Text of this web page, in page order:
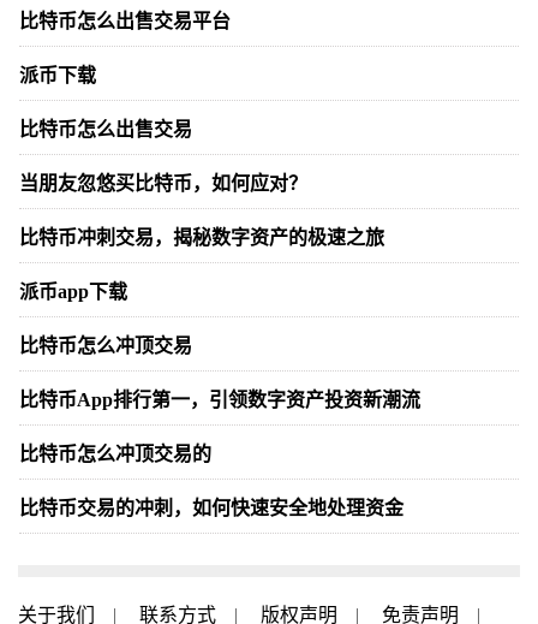
比特币怎么出售交易平台
派币下载
比特币怎么出售交易
当朋友忽悠买比特币，如何应对？
比特币冲刺交易，揭秘数字资产的极速之旅
派币app下载
比特币怎么冲顶交易
比特币App排行第一，引领数字资产投资新潮流
比特币怎么冲顶交易的
比特币交易的冲刺，如何快速安全地处理资金
关于我们 | 联系方式 | 版权声明 | 免责声明 |